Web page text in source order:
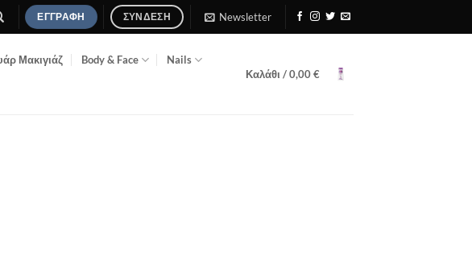
ΕΓΓΡΑΦΉ ΣΎΝΔΕΣΗ Newsletter
Μακιγιάζ Body & Face Nails
Καλάθι /0,00€